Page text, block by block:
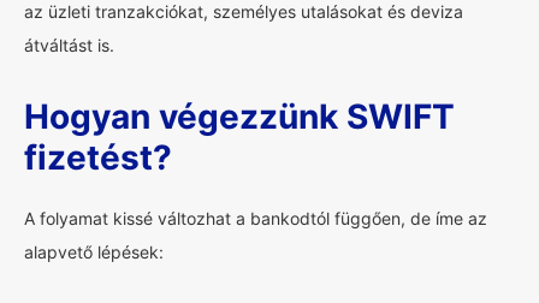
az üzleti tranzakciókat, személyes utalásokat és deviza
átváltást is.
Hogyan végezzünk SWIFT
fizetést?
A folyamat kissé változhat a bankodtól függően, de íme az
alapvető lépések: